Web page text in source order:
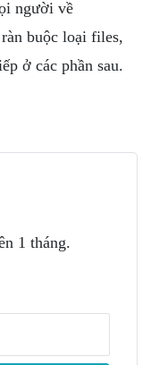
người về
buộc loại files,
ở các phần sau.
1 tháng.